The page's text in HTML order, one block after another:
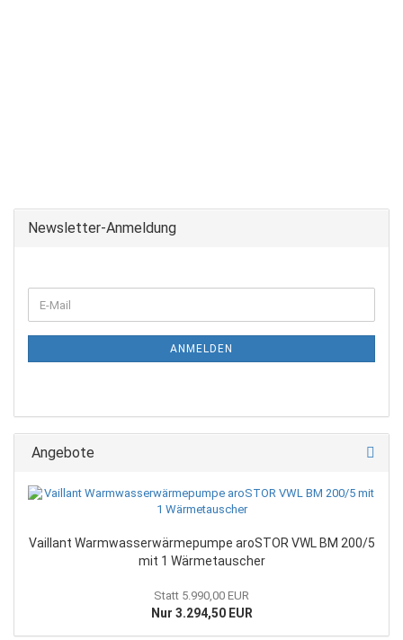
Newsletter-Anmeldung
ANMELDEN
Angebote
Vaillant Warmwasserwärmepumpe aroSTOR VWL BM 200/5
mit 1 Wärmetauscher
Statt 5.990,00 EUR
Nur 3.294,50 EUR